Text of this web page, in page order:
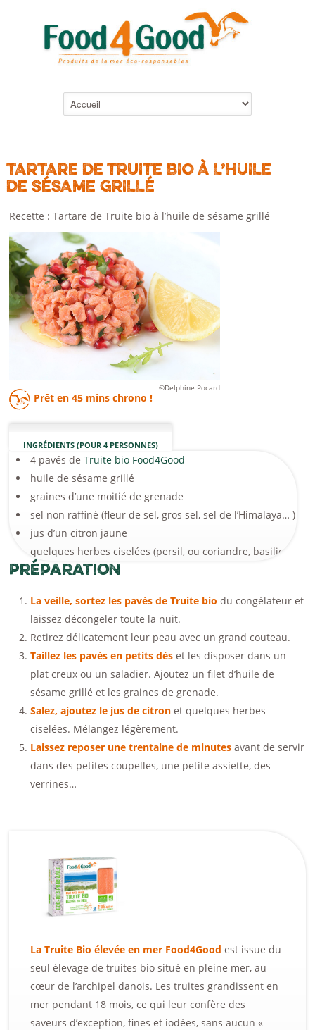
TARTARE DE TRUITE BIO À L’HUILE
DE SÉSAME GRILLÉ
Recette : Tartare de Truite bio à l’huile de sésame grillé
©Delphine Pocard
Prêt en45 mins chrono !
INGRÉDIENTS (POUR 4 PERSONNES)
4 pavés deTruite bio Food4Good
huile de sésame grillé
graines d’une moitié de grenade
sel non raffiné (fleur de sel, gros sel, sel de l’Himalaya… )
jus d’un citron jaune
quelques herbes ciselées (persil, ou coriandre, basilic… )
Préparation
La veille, sortez les pavés de Truite bio du congélateur et
laissez décongeler toute la nuit.
Retirez délicatement leur peau avec un grand couteau.
Taillez les pavés en petits dés et les disposer dans un
plat creux ou un saladier. Ajoutez un filet d’huile de
sésame grillé et les graines de grenade.
Salez, ajoutez le jus de citron et quelques herbes
ciselées. Mélangez légèrement.
Laissez reposer une trentaine de minutes avant de servir
dans des petites coupelles, une petite assiette, des
verrines…
La Truite Bio élevée en mer Food4Good est issue du
seul élevage de truites bio situé en pleine mer, au
cœur de l’archipel danois. Les truites grandissent en
mer pendant 18 mois, ce qui leur confère des
saveurs d’exception, fines et iodées, sans aucun «